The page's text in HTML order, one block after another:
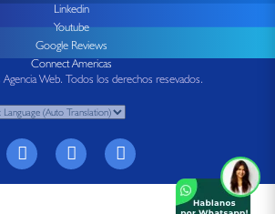
Linkedin
Youtube
Google Reviews
Connect Americas
Web. Todos los derechos resevados.